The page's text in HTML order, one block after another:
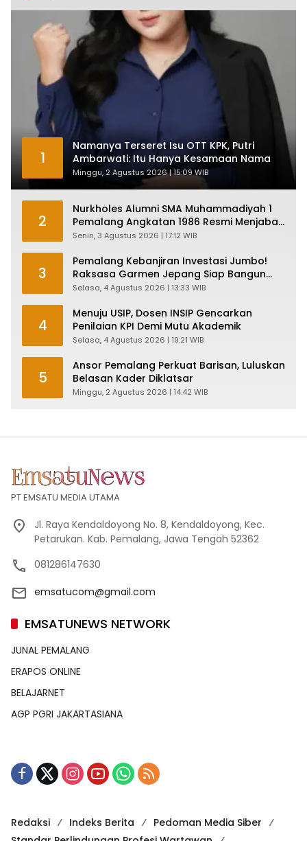
1
Namanya Terseret Isu OTT KPK, Putri
Ambarwati: Itu Hanya Kesamaan Nama
Minggu, 2 Agustus 2026 | 15:09 WIB
2
Nurkholes Alumni SMA Muhammadiyah 1
Pemalang Angkatan 1986 Resmi Menjabat
Plt Bupati, Inilah Pesan Ketua Asmam 86
Senin, 3 Agustus 2026 | 17:12 WIB
3
Pemalang Kebanjiran Investasi Jumbo!
Raksasa Garmen Jepang Siap Bangun
Pabrik dan Serap Ribuan Tenaga Kerja
Selasa, 4 Agustus 2026 | 13:33 WIB
4
Menuju USIP, Dosen INSIP Gencarkan
Penilaian KPI Demi Mutu Akademik
Selasa, 4 Agustus 2026 | 19:21 WIB
5
Ansor Pemalang Perkuat Barisan, Luluskan
Belasan Kader Diklatsar
Minggu, 2 Agustus 2026 | 14:42 WIB
PT EMSATU MEDIA UTAMA
Jl. Raya Kendaldoyong No. 8, Kendaldoyong, Kec.
Petarukan. Kab. Pemalang, Jawa Tengah 52362
081286147630
emsatucom@gmail.com
EMSATUNEWS NETWORK
JUNAL PEMALANG
ERAPOS ONLINE
BELAJARNET
AGP PGRI JAKARTASIANA
Redaksi Indeks Berita
Pedoman Media Siber